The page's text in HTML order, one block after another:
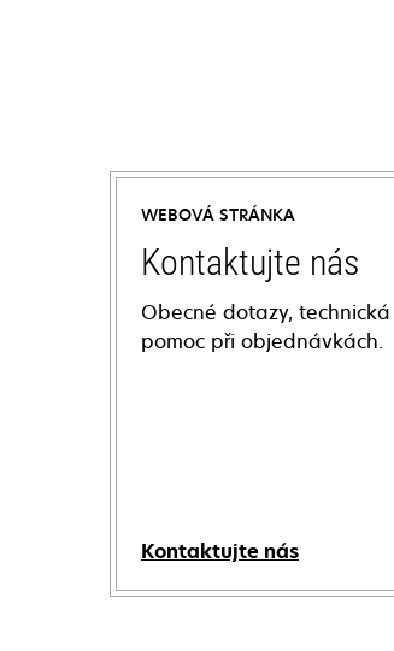
WEBOVÁ STRÁNKA
Kontaktujte nás
Obecné dotazy,
pomoc při objednávkách.
Kontaktujte nás